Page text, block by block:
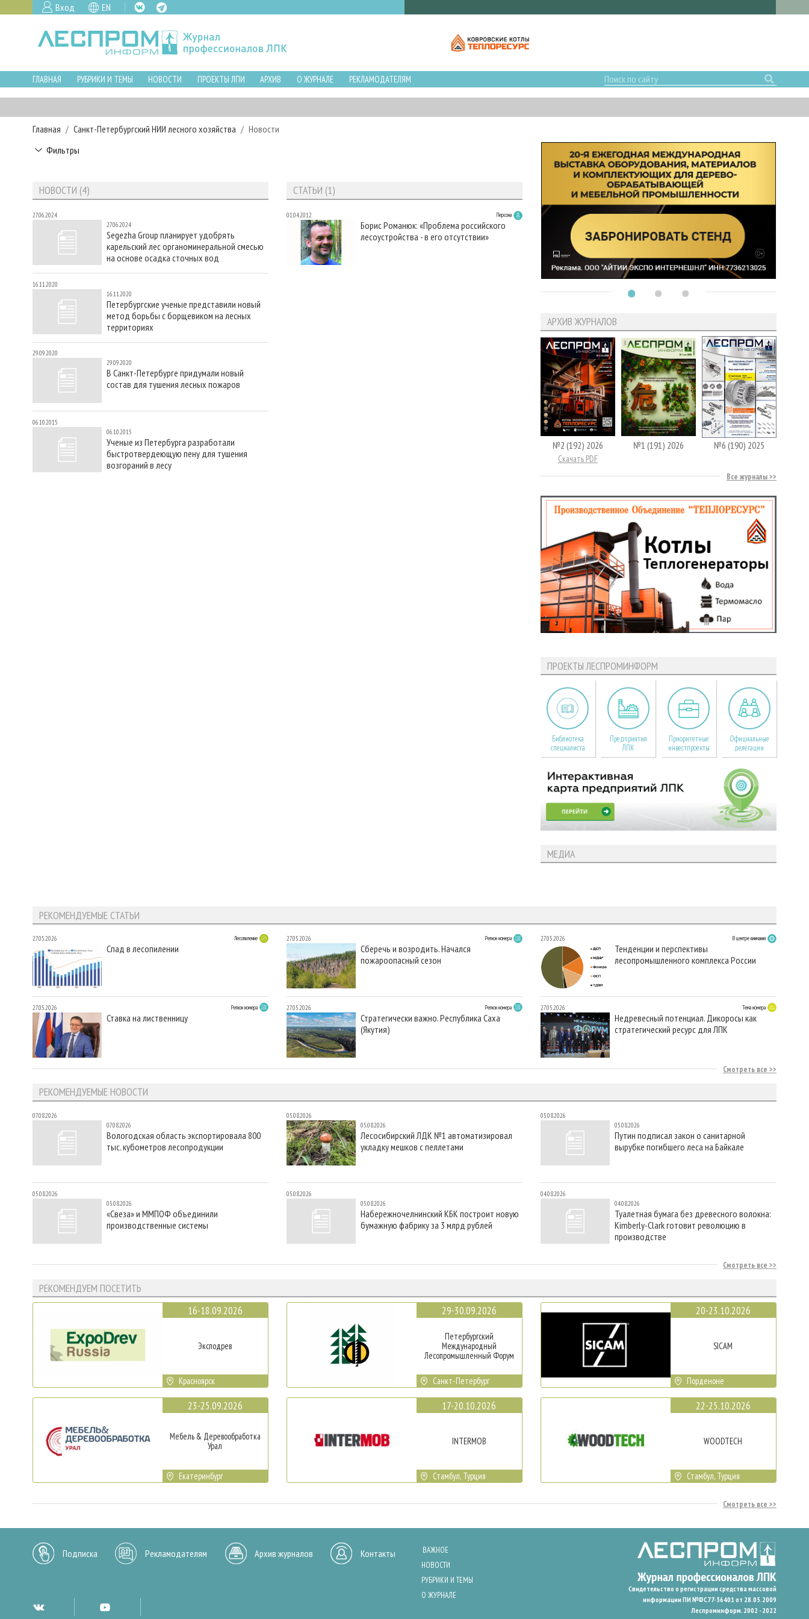
Вход EN
ГЛАВНАЯ РУБРИКИ И ТЕМЫ НОВОСТИ ПРОЕКТЫ ЛПИ АРХИВ О ЖУРНАЛЕ РЕКЛАМОДАТЕЛЯМ
Главная Санкт-Петербургский НИИ лесного хозяйства
Новости
Фильтры
НОВОСТИ (4)
27.06.2024
27.06.2024
Segezha Group планирует удобрять
карельский лес органоминеральной смесью
на основе осадка сточных вод
16.11.2020
16.11.2020
Петербургские ученые представили новый
метод борьбы с борщевиком на лесных
территориях
29.09.2020
29.09.2020
В Санкт-Петербурге придумали новый
состав для тушения лесных пожаров
06.10.2015
06.10.2015
Ученые из Петербурга разработали
быстротвердеющую пену для тушения
возгораний в лесу
СТАТЬИ (1)
01.04.2012 Персона
Борис Романюк: «Проблема российского
лесоустройства - в его отсутствии»
АРХИВ ЖУРНАЛОВ
№2 (192) 2026
Скачать PDF
№1 (191) 2026 №6 (190) 2025
Все журналы
ПРОЕКТЫ ЛЕСПРОМИНФОРМ
Библиотека
специалиста
Предприятия
ЛПК
Приоритетные
инвестпроекты
Официальные
делегации
МЕДИА
РЕКОМЕНДУЕМЫЕ СТАТЬИ
27.05.2026 Лесопиление
Спад в лесопилении
27.05.2026 Регион номера
Ставка на лиственницу
27.05.2026 Регион номера
Сберечь и возродить. Начался
пожароопасный сезон
27.05.2026 Регион номера
Стратегически важно. Республика Саха
(Якутия)
27.05.2026 В центре внимания
Тенденции и перспективы
лесопромышленного комплекса России
27.05.2026 Тема номера
Недревесный потенциал. Дикоросы как
стратегический ресурс для ЛПК
Смотреть все
РЕКОМЕНДУЕМЫЕ НОВОСТИ
07.08.2026
07.08.2026
Вологодская область экспортировала 800
тыс. кубометров лесопродукции
05.08.2026
05.08.2026
«Свеза» и ММПОФ объединили
производственные системы
05.08.2026
05.08.2026
Лесосибирский ЛДК №1 автоматизировал
укладку мешков с пеллетами
05.08.2026
05.08.2026
Набережночелнинский КБК построит новую
бумажную фабрику за 3 млрд рублей
05.08.2026
05.08.2026
Путин подписал закон о санитарной
вырубке погибшего леса на Байкале
04.08.2026
04.08.2026
Туалетная бумага без древесного волокна:
Kimberly-Clark готовит революцию в
производстве
Смотреть все
РЕКОМЕНДУЕМ ПОСЕТИТЬ
16-18.09.2026
Эксподрев
Красноярск
23-25.09.2026
Мебель & Деревообработка
Урал
Екатеринбург
29-30.09.2026
Петербургский
Международный
Лесопромышленный Форум
Санкт-Петербург
17-20.10.2026
INTERMOB
Стамбул, Турция
20-23.10.2026
SICAM
Порденоне
22-25.10.2026
WOODTECH
Стамбул, Турция
Смотреть все
Подписка Рекламодателям Архив журналов Контакты
ВАЖНОЕ
НОВОСТИ
РУБРИКИ И ТЕМЫ
О ЖУРНАЛЕ
Свидетельство о регистрации средства массовой
информации ПИ №ФС77-36401 от 28.05.2009
Леспроминформ. 2002 - 2022